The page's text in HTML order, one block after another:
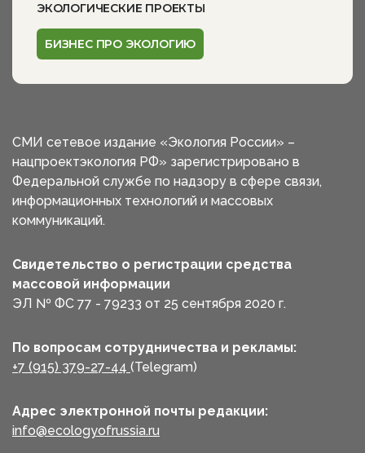
ЭКОЛОГИЧЕСКИЕ ПРОЕКТЫ
БИЗНЕС ПРО ЭКОЛОГИЮ
СМИ сетевое издание «Экология России» –
нацпроектэкология РФ» зарегистрировано в
Федеральной службе по надзору в сфере связи,
информационных технологий и массовых
коммуникаций.
Свидетельство о регистрации средства
массовой информации
ЭЛ № ФС 77 - 79233 от 25 сентября 2020 г.
По вопросам сотрудничества и рекламы:
+7 (915) 379-27-44 (Telegram)
Адрес электронной почты редакции:
info@ecologyofrussia.ru